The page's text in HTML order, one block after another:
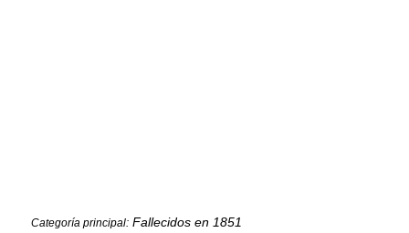
Categoría principal: Fallecidos en 1851